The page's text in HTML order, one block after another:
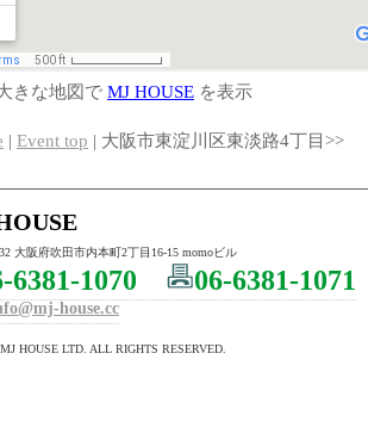
きな地図で MJ HOUSE を表示
| Event top | 大阪市東淀川区東淡路4丁目>>
大阪府吹田市内本町2丁目16-15 momoビル
6381-1070 06-6381-1071
house.cc
HOUSE LTD. ALL RIGHTS RESERVED.